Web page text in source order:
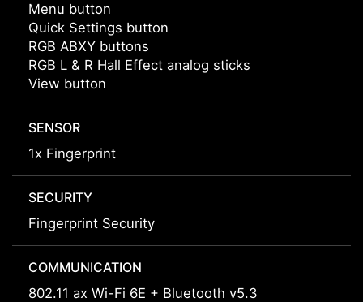
Menu button
Quick Settings button
RGB ABXY buttons
RGB L & R Hall Effect analog sticks
View button
SENSOR
1x Fingerprint
SECURITY
Fingerprint Security
COMMUNICATION
802.11 ax Wi-Fi 6E + Bluetooth v5.3